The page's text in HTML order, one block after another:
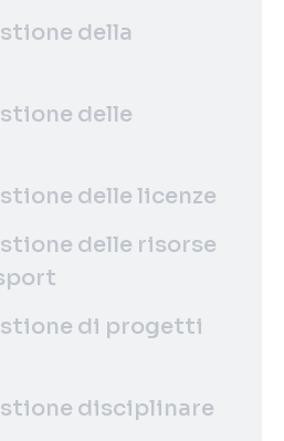
della
delle
delle licenze
delle risorse
di progetti
disciplinare